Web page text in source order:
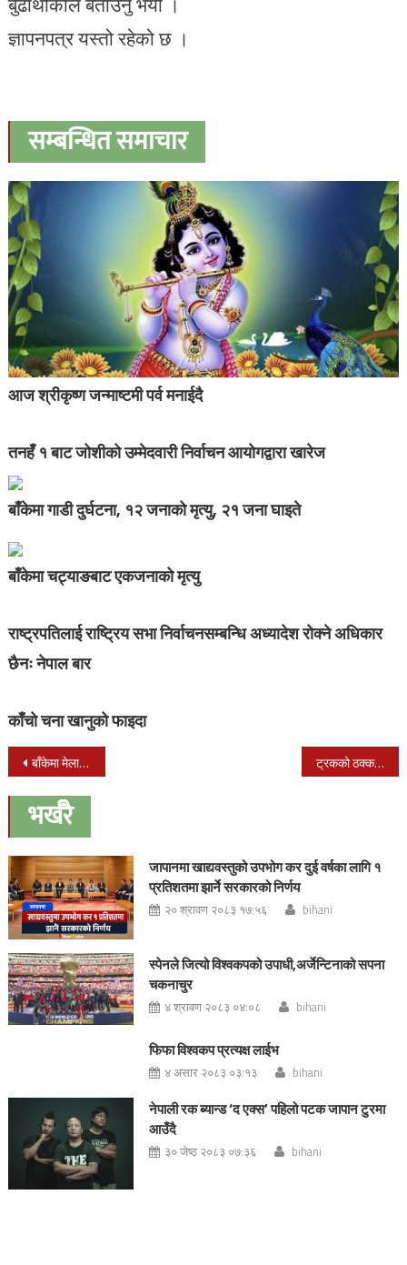
ज्ञापनपत्र यस्तो रहेको छ ।
सम्बन्धित समाचार
आज श्रीकृष्ण जन्माष्टमी पर्व मनाईदै
तनहँ १ बाट जोशीको उम्मेदवारी निर्वाचन आयोगद्वारा खारेज
बाँकेमा गाडी दुर्घटना, १२ जनाको मृत्यु, २१ जना घाइते
बाँकेमा चट्याङबाट एकजनाको मृत्यु
राष्ट्रपतिलाई राष्ट्रिय सभा निर्वाचनसम्बन्धि अध्यादेश रोक्ने अधिकार
छैनः नेपाल बार
काँचो चना खानुको फाइदा
Post
navigation
बाँकेमा मेलानले गर्यो रक्तदान : ४० जना द्वारा रक्तदान ट्रकको ठक्करले बालिका सिकिस्त घाइते
भर्खरै
जापानमा खाद्यवस्तुको उपभोग कर दुई वर्षका लागि १
प्रतिशतमा झार्ने सरकारको निर्णय
२० श्रावण २०८३ १७:५६ bihani
स्पेनले जित्यो विश्वकपको उपाधी,अर्जेन्टिनाको सपना
चकनाचुर
४ श्रावण २०८३ ०४:०८ bihani
फिफा विश्वकप प्रत्यक्ष लाईभ
४ असार २०८३ ०३:१३ bihani
नेपाली रक ब्यान्ड ‘द एक्स’ पहिलो पटक जापान टुरमा
आउँदै
३० जेष्ठ २०८३ ०७:३६ bihani